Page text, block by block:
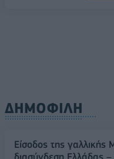
ΔΗΜΟΦΙΛΗ
Είσοδος της γαλλικής
διασύνδεση Ελλάδας